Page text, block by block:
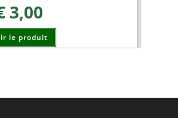
3,00
le produit